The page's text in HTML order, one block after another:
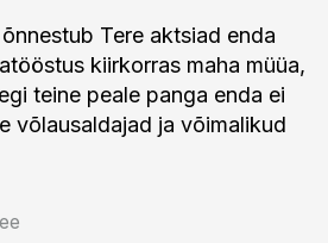
Tere aktsiad enda
kiirkorras maha müüa,
teine peale panga enda ei
võlausaldajad ja võimalikud